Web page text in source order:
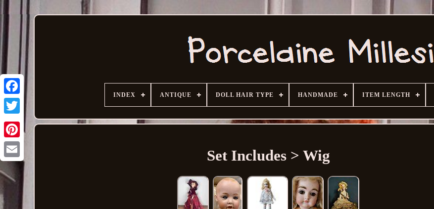
Email
INDEX ANTIQUE DOLL HAIR TYPE HANDMADE ITEM LENGTH
Set Includes > Wig